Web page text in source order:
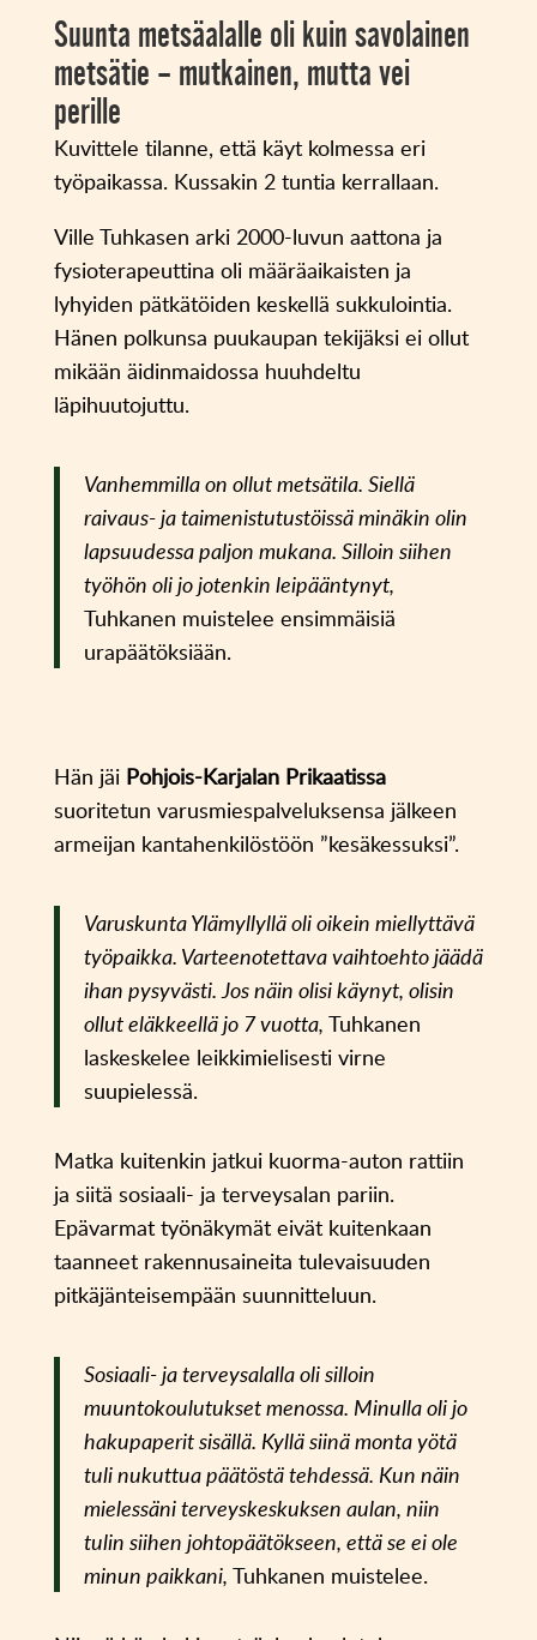
Suunta metsäalalle oli kuin savolainen
metsätie – mutkainen, mutta vei
perille
Kuvittele tilanne, että käyt kolmessa eri
työpaikassa. Kussakin 2 tuntia kerrallaan.
Ville Tuhkasen arki 2000-luvun aattona ja
fysioterapeuttina oli määräaikaisten ja
lyhyiden pätkätöiden keskellä sukkulointia.
Hänen polkunsa puukaupan tekijäksi ei ollut
mikään äidinmaidossa huuhdeltu
läpihuutojuttu.
Vanhemmilla on ollut metsätila. Siellä
raivaus- ja taimenistutustöissä minäkin olin
lapsuudessa paljon mukana. Silloin siihen
työhön oli jo jotenkin leipääntynyt,
Tuhkanen muistelee ensimmäisiä
urapäätöksiään.
Hän jäi Pohjois-Karjalan Prikaatissa
suoritetun varusmiespalveluksensa jälkeen
armeijan kantahenkilöstöön ”kesäkessuksi”.
Varuskunta Ylämyllyllä oli oikein miellyttävä
työpaikka. Varteenotettava vaihtoehto jäädä
ihan pysyvästi. Jos näin olisi käynyt, olisin
ollut eläkkeellä jo 7 vuotta, Tuhkanen
laskeskelee leikkimielisesti virne
suupielessä.
Matka kuitenkin jatkui kuorma-auton rattiin
ja siitä sosiaali- ja terveysalan pariin.
Epävarmat työnäkymät eivät kuitenkaan
taanneet rakennusaineita tulevaisuuden
pitkäjänteisempään suunnitteluun.
Sosiaali- ja terveysalalla oli silloin
muuntokoulutukset menossa. Minulla oli jo
hakupaperit sisällä. Kyllä siinä monta yötä
tuli nukuttua päätöstä tehdessä. Kun näin
mielessäni terveyskeskuksen aulan, niin
tulin siihen johtopäätökseen, että se ei ole
minun paikkani, Tuhkanen muistelee.